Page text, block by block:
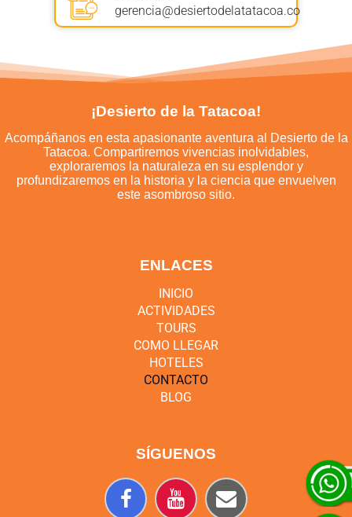
gerencia@desiertodelatatacoa.co
¡Desierto de la Tatacoa!
Acompáñanos en esta apasionante aventura al Desierto de la
Tatacoa. Compartiremos vivencias inolvidables,
exploraremos la naturaleza en su esplendor y
profundizaremos en la historia y la ciencia que envuelven
este asombroso sitio.
ENLACES
INICIO
ACTIVIDADES
TOURS
COMO LLEGAR
HOTELES
CONTACTO
BLOG
SÍGUENOS